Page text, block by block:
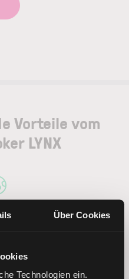
Über Cookies
Technologien ein.
Vorteile vom
LYNX
Handeln